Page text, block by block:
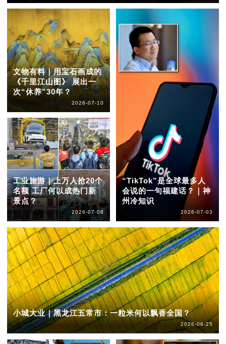
文物有料｜用宝石画成的
《千里江山图》 展出一
次“休养”30年？
2026-07-10
工业旅游｜上万人抢20个
名额 工厂何以成热门新
景点？
2026-07-08
“TikTok”是全球最多人
会说的一句福建话？｜神
州冷知识
2026-07-03
小城大业｜黑龙江五常市：一粒米何以飘香全国？
2026-06-25